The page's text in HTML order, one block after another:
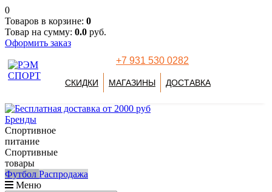
0
Товаров в корзине: 0
Товар на сумму: 0.0 руб.
Оформить заказ
+7 931 530 0282
СКИДКИ МАГАЗИНЫ ДОСТАВКА
Бренды
Спортивное
питание
Спортивные
товары
Футбол Распродажа
Меню